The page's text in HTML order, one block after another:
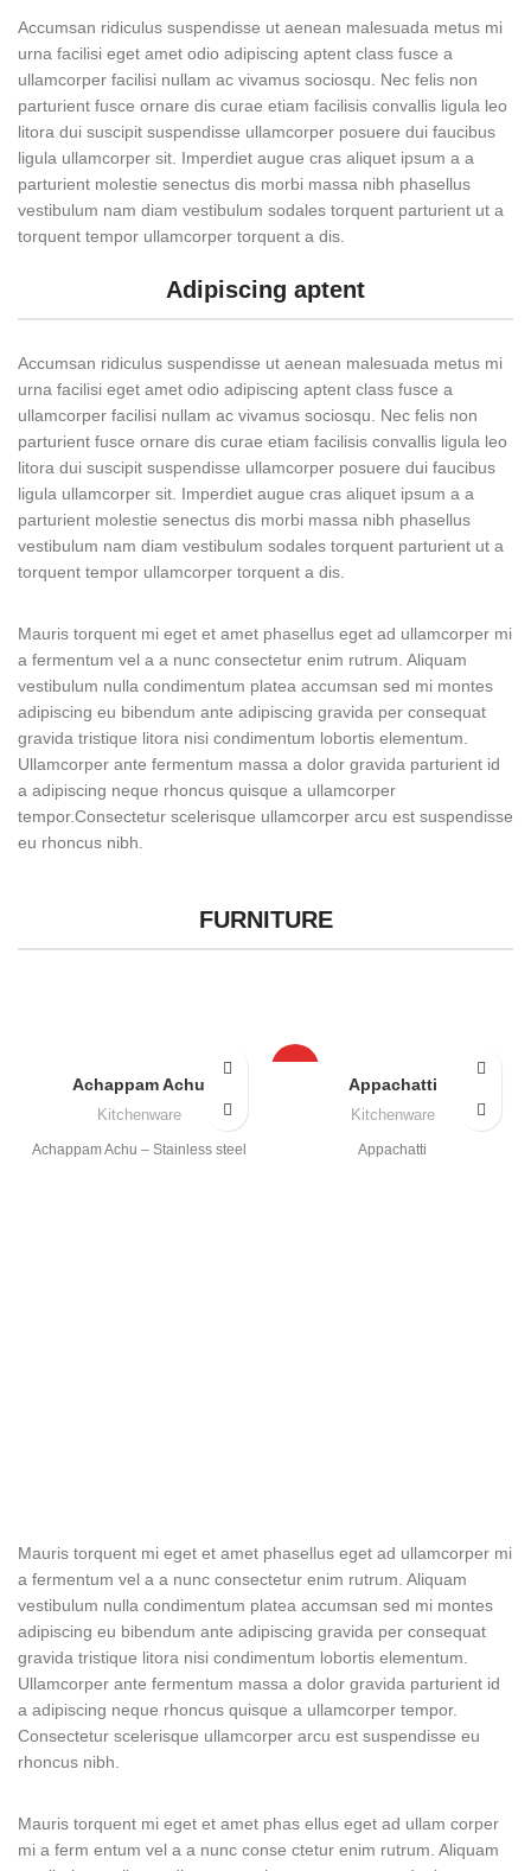
Accumsan ridiculus suspendisse ut aenean malesuada metus mi
urna facilisi eget amet odio adipiscing aptent class fusce a
ullamcorper facilisi nullam ac vivamus sociosqu. Nec felis non
parturient fusce ornare dis curae etiam facilisis convallis ligula leo
litora dui suscipit suspendisse ullamcorper posuere dui faucibus
ligula ullamcorper sit. Imperdiet augue cras aliquet ipsum a a
parturient molestie senectus dis morbi massa nibh phasellus
vestibulum nam diam vestibulum sodales torquent parturient ut a
torquent tempor ullamcorper torquent a dis.
Adipiscing aptent
Accumsan ridiculus suspendisse ut aenean malesuada metus mi
urna facilisi eget amet odio adipiscing aptent class fusce a
ullamcorper facilisi nullam ac vivamus sociosqu. Nec felis non
parturient fusce ornare dis curae etiam facilisis convallis ligula leo
litora dui suscipit suspendisse ullamcorper posuere dui faucibus
ligula ullamcorper sit. Imperdiet augue cras aliquet ipsum a a
parturient molestie senectus dis morbi massa nibh phasellus
vestibulum nam diam vestibulum sodales torquent parturient ut a
torquent tempor ullamcorper torquent a dis.
Mauris torquent mi eget et amet phasellus eget ad ullamcorper mi
a fermentum vel a a nunc consectetur enim rutrum. Aliquam
vestibulum nulla condimentum platea accumsan sed mi montes
adipiscing eu bibendum ante adipiscing gravida per consequat
gravida tristique litora nisi condimentum lobortis elementum.
Ullamcorper ante fermentum massa a dolor gravida parturient id
a adipiscing neque rhoncus quisque a ullamcorper
tempor.Consectetur scelerisque ullamcorper arcu est suspendisse
eu rhoncus nibh.
FURNITURE
Achappam Achu
Kitchenware
Achappam Achu – Stainless steel
Appachatti
Kitchenware
Appachatti
Mauris torquent mi eget et amet phasellus eget ad ullamcorper mi
a fermentum vel a a nunc consectetur enim rutrum. Aliquam
vestibulum nulla condimentum platea accumsan sed mi montes
adipiscing eu bibendum ante adipiscing gravida per consequat
gravida tristique litora nisi condimentum lobortis elementum.
Ullamcorper ante fermentum massa a dolor gravida parturient id
a adipiscing neque rhoncus quisque a ullamcorper tempor.
Consectetur scelerisque ullamcorper arcu est suspendisse eu
rhoncus nibh.
Mauris torquent mi eget et amet phas ellus eget ad ullam corper
mi a ferm entum vel a a nunc conse ctetur enim rutrum. Aliquam